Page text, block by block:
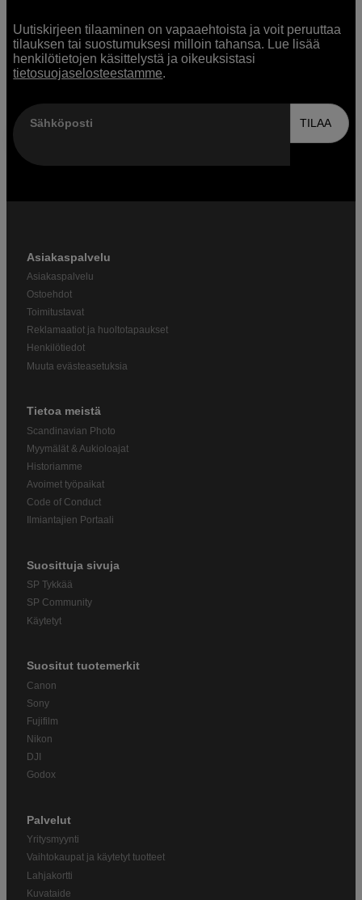
Uutiskirjeen tilaaminen on vapaaehtoista ja voit peruuttaa
tilauksen tai suostumuksesi milloin tahansa. Lue lisää
henkilötietojen käsittelystä ja oikeuksistasi
tietosuojaselosteestamme.
Sähköposti TILAA
Asiakaspalvelu
Asiakaspalvelu
Ostoehdot
Toimitustavat
Reklamaatiot ja huoltotapaukset
Henkilötiedot
Muuta evästeasetuksia
Tietoa meistä
Scandinavian Photo
Myymälät & Aukioloajat
Historiamme
Avoimet työpaikat
Code of Conduct
Ilmiantajien Portaali
Suosittuja sivuja
SP Tykkää
SP Community
Käytetyt
Suositut tuotemerkit
Canon
Sony
Fujifilm
Nikon
DJI
Godox
Palvelut
Yritysmyynti
Vaihtokaupat ja käytetyt tuotteet
Lahjakortti
Kuvataide